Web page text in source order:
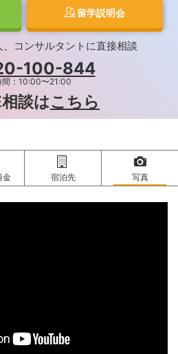
留学説明会
コンサルタントに直接相談
100-844
間：10:00〜21:00
談はこちら
金 宿泊先 写真